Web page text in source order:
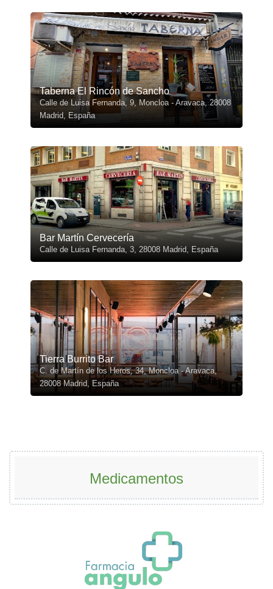
Taberna El Rincón de Sancho
Calle de Luisa Fernanda, 9, Moncloa - Aravaca, 28008
Madrid, España
Bar Martín Cervecería
Calle de Luisa Fernanda, 3, 28008 Madrid, España
Tierra Burrito Bar
C. de Martín de los Heros, 34, Moncloa - Aravaca,
28008 Madrid, España
Medicamentos